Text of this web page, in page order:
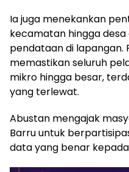
Ia juga menekankan
kecamatan hingga
pendataan di lapangan.
memastikan seluruh
mikro hingga besar,
yang terlewat.
Abustan mengajak
Barru untuk
data yang benar